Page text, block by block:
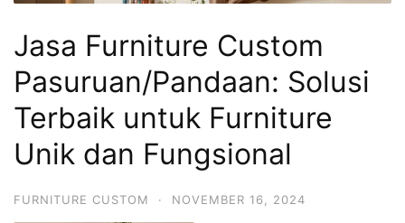
Jasa Furniture Custom
Pasuruan/Pandaan: Solusi
Terbaik untuk Furniture
Unik dan Fungsional
FURNITURE CUSTOM · NOVEMBER 16, 2024